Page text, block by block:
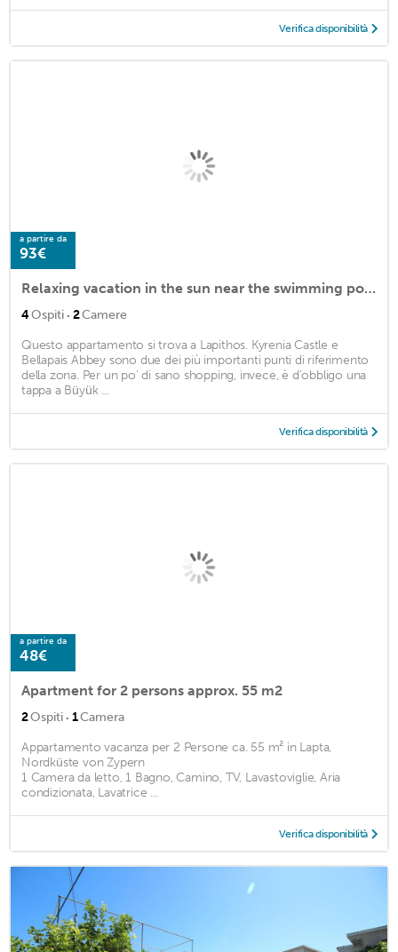
Verifica disponibilità
a partire da
93€
Relaxing vacation in the sun near the swimming pool, beach & restaurants
4Ospiti · 2Camere
Questo appartamento si trova a Lapithos. Kyrenia Castle e
Bellapais Abbey sono due dei più importanti punti di riferimento
della zona. Per un po' di sano shopping, invece, è d'obbligo una
tappa a Büyük ...
Verifica disponibilità
a partire da
48€
Apartment for 2 persons approx. 55 m2
2Ospiti · 1Camera
Appartamento vacanza per 2 Persone ca. 55 m² in Lapta,
Nordküste von Zypern
1 Camera da letto, 1 Bagno, Camino, TV, Lavastoviglie, Aria
condizionata, Lavatrice ...
Verifica disponibilità